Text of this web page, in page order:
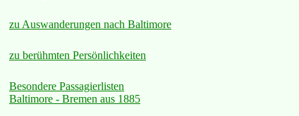
zu Auswanderungen nach Baltimore
zu berühmten Persönlichkeiten
Besondere Passagierlisten
Baltimore - Bremen aus 1885